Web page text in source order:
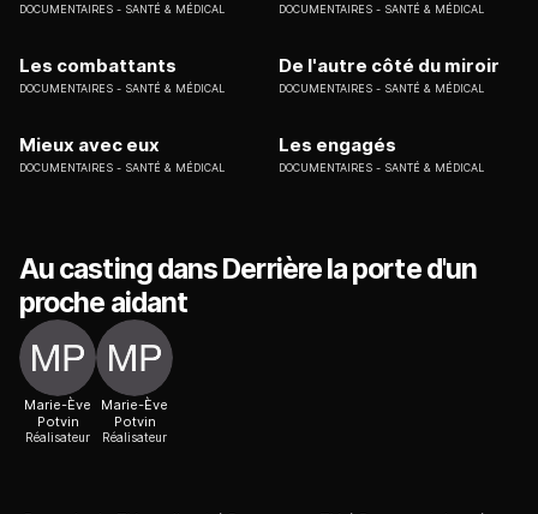
DOCUMENTAIRES SANTÉ & MÉDICAL DOCUMENTAIRES SANTÉ & MÉDICAL
Les combattants
DOCUMENTAIRES SANTÉ & MÉDICAL
De l'autre côté du miroir
DOCUMENTAIRES SANTÉ & MÉDICAL
Mieux avec eux
DOCUMENTAIRES SANTÉ & MÉDICAL
Les engagés
DOCUMENTAIRES SANTÉ & MÉDICAL
Au casting dans Derrière la porte d'un
proche aidant
Marie-Ève
Potvin
Réalisateur
Marie-Ève
Potvin
Réalisateur